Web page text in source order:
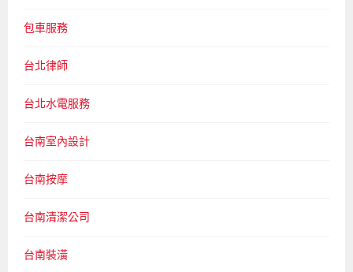
包車服務
台北律師
台北水電服務
台南室內設計
台南按摩
台南清潔公司
台南裝潢